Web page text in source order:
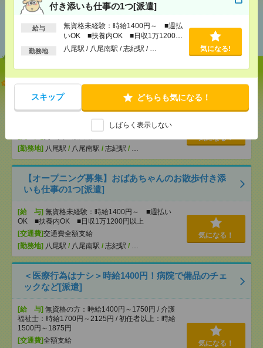
付き添いも仕事の1つ[派遣]
給与
無資格未経験：時給1400円～ ■週払
いOK ■扶養内OK ■日収1万1200円
以上
勤務地 八尾駅 / 八尾南駅 / 志紀駅 / … 気になる!
スキップ どちらも気になる！
しばらく表示しない
おすすめ
志望動機も履歴書も不要！日収1.1万円～＊未経験OK
の介護[派遣]
無資格未経験：時給1400円～ ■週払い
OK ■扶養内OK ■日収1万1200円以上
[勤務地] 八尾駅 / 八尾南駅 / 志紀駅 / …
気になる！
【オープニング募集】おばあちゃんのお散歩付き添
いも仕事の1つ[派遣]
[給 与] 無資格未経験：時給1400円～ ■週払い
OK ■扶養内OK ■日収1万1200円以上
[交通費]交通費全額支給
[勤務地] 八尾駅 / 八尾南駅 / 志紀駅 / …
気になる！
＜医療行為はナシ＞時給1400円！病院で備品のチェ
ックなど[派遣]
[給 与] 無資格の方：時給1400円～1750円 / 介護
福祉士：時給1700円～2125円 / 初任者以上：時給
1500円～1875円
[交通費]全額支給
気になる！